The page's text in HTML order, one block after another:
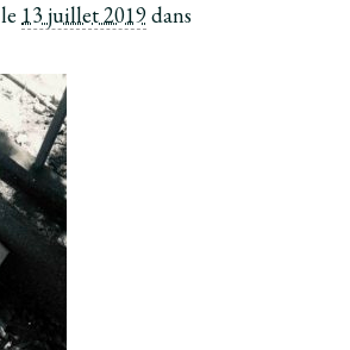
le 13 juillet 2019dans